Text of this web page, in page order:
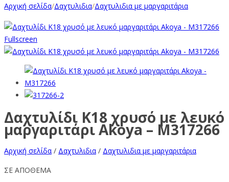
Αρχική σελίδα/Δαχτυλιδια/Δαχτυλιδια με μαργαριτάρια
Fullscreen
Δαχτυλίδι Κ18 χρυσό με λευκό
μαργαριτάρι Akoya – M317266
Αρχική σελίδα / Δαχτυλιδια / Δαχτυλιδια με μαργαριτάρια
ΣΕ ΑΠΟΘΕΜΑ